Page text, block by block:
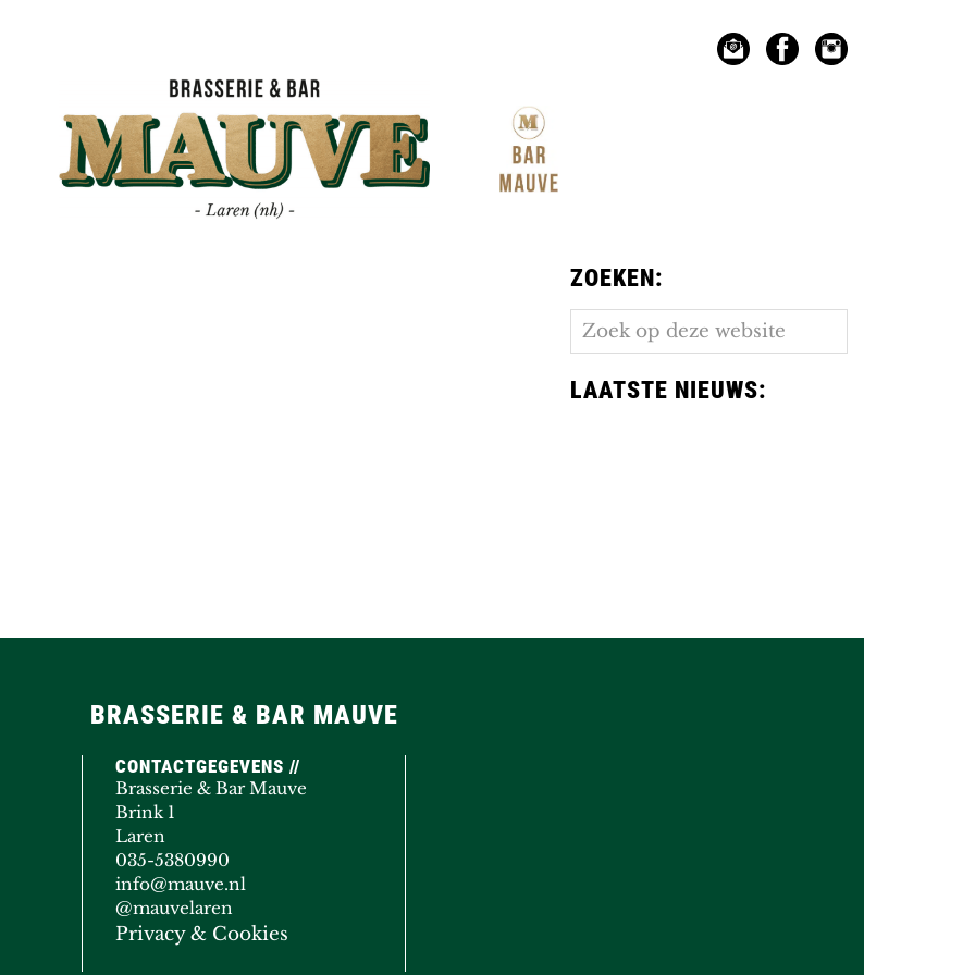
ZOEKEN:
Zoek
op
deze
website
LAATSTE NIEUWS:
BRASSERIE & BAR MAUVE
CONTACTGEGEVENS //
Brasserie & Bar Mauve
Brink 1
Laren
035-5380990
info@mauve.nl
@mauvelaren
Privacy & Cookies